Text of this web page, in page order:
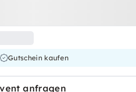
Gutschein kaufen
anfragen